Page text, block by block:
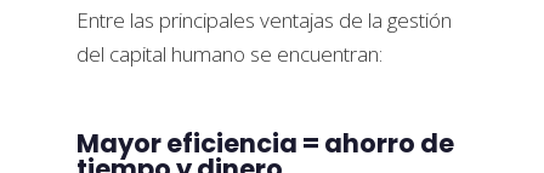
Entre las principales ventajas de la gestión
del capital humano se encuentran:
Mayor eficiencia = ahorro de